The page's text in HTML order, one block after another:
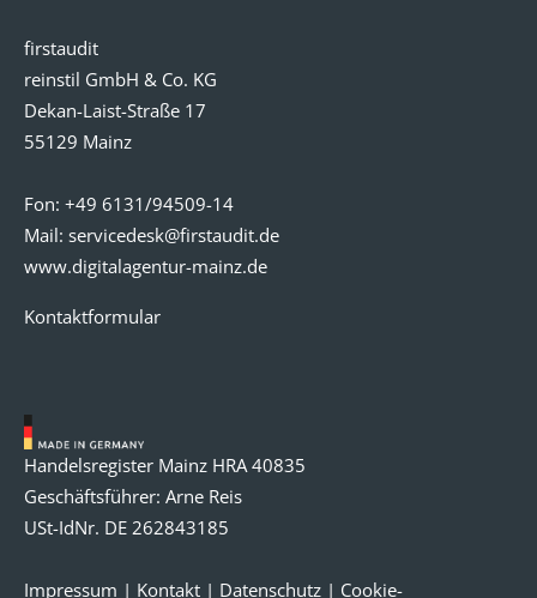
firstaudit
reinstil GmbH & Co. KG
Dekan-Laist-Straße 17
55129 Mainz
Fon: +49 6131/94509-14
Mail: servicedesk@firstaudit.de
www.digitalagentur-mainz.de
Kontaktformular
Handelsregister Mainz HRA 40835
Geschäftsführer: Arne Reis
USt-IdNr. DE 262843185
Impressum | Kontakt | Datenschutz | Cookie-